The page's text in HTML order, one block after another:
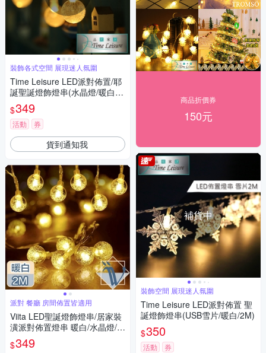
裝飾各式空間 展現迷人氛圍
Time Leisure LED派對佈置/耶
誕聖誕燈飾燈串(水晶燈/暖白/4
M)
$349
活動 券
貨到通知我
派對 餐廳 房間佈置皆適用
Viita LED聖誕燈飾燈串/居家裝
潢派對佈置燈串 暖白/水晶燈/2
M
$349
商品折價券
150元
補貨中
裝飾空間 展現迷人氛圍
Time Leisure LED派對佈置 聖
誕燈飾燈串(USB雪片/暖白/2M)
$350
活動 券